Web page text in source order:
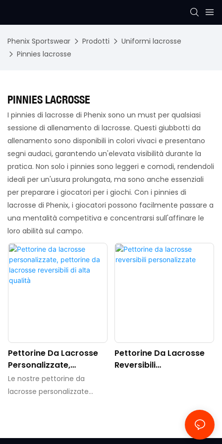
Phenix Sportswear Prodotti
Uniformi lacrosse
Pinnies lacrosse
PINNIES LACROSSE
I pinnies di lacrosse di Phenix sono un must per qualsiasi
sessione di allenamento di lacrosse. Questi giubbotti da
allenamento sono disponibili in colori vivaci e presentano
segni audaci, garantendo un'elevata visibilità durante la
pratica. Non solo i pinnies sono leggeri e comodi, rendendoli
ideali per un'usura prolungata, ma sono anche essenziali
per preparare i giocatori per i giochi. Con i pinnies di
lacrosse di Phenix, i giocatori possono facilmente passare a
una mentalità competitiva e concentrarsi sull'affinare le
loro abilità sul campo.
Pettorine Da Lacrosse
Personalizzate,
Pettorine Da Lacrosse
Reversibili Di Alta
Le nostre pettorine da
lacrosse personalizzate
Pettorine Da Lacrosse
Reversibili